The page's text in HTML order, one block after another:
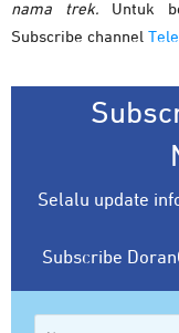
nama trek. Untuk
Subscribe channel
Selalu update
Subscribe